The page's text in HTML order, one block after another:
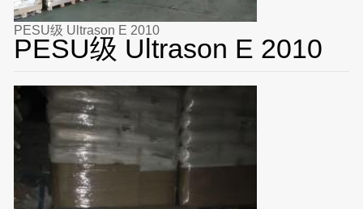
PESU级 Ultrason E 2010
PESU级 Ultrason E 2010